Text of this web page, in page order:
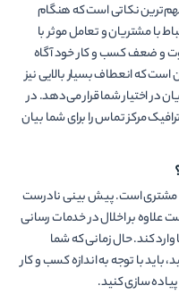
نکاتی است که هنگام
با مشتریان و تعامل موثر با
و ضعف کسب و کار خود آگاه
است که انعطاف بسیار بالایی نیز
در اختیار شما قرار می‌دهد. در
مرکز تماس را برای شما بیان
مشتری است. پیش بینی نادرست
علاوه بر اخلال در خدمات رسانی
کند. حال زمانی که شما
با توجه به اندازه کسب و کار
سازی کنید.